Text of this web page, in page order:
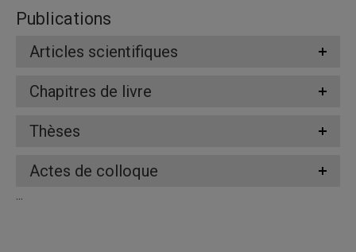
Publications
Articles scientifiques
Chapitres de livre
Thèses
Actes de colloque
...